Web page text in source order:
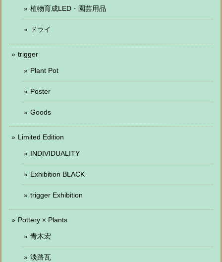
植物育成LED・園芸用品
ドライ
trigger
Plant Pot
Poster
Goods
Limited Edition
INDIVIDUALITY
Exhibition BLACK
trigger Exhibition
Pottery × Plants
青木宏
淡路瓦